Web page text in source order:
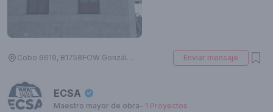
Cobo 6619, B1758FOW González Catán, Provincia de Buenos Aires, Argentina Enviar mensaje
ECSA
Maestro mayor de obra- 1 Proyectos